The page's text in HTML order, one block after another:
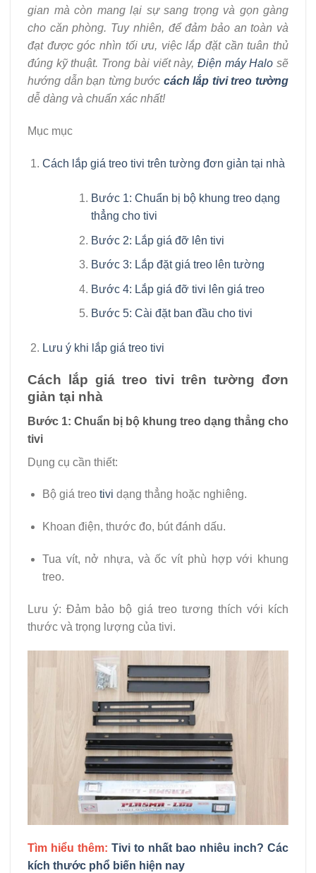
gian mà còn mang lại sự sang trọng và gọn gàng
cho căn phòng. Tuy nhiên, để đảm bảo an toàn và
đạt được góc nhìn tối ưu, việc lắp đặt cần tuân thủ
đúng kỹ thuật. Trong bài viết này, Điện máy Halo sẽ
hướng dẫn bạn từng bước cách lắp tivi treo tường
dễ dàng và chuẩn xác nhất!
Mục mục
Cách lắp giá treo tivi trên tường đơn giản tại nhà
Bước 1: Chuẩn bị bộ khung treo dạng
thẳng cho tivi
Bước 2: Lắp giá đỡ lên tivi
Bước 3: Lắp đặt giá treo lên tường
Bước 4: Lắp giá đỡ tivi lên giá treo
Bước 5: Cài đặt ban đầu cho tivi
Lưu ý khi lắp giá treo tivi
Cách lắp giá treo tivi trên tường đơn
giản tại nhà
Bước 1: Chuẩn bị bộ khung treo dạng thẳng cho
tivi
Dụng cụ cần thiết:
Bộ giá treo tivi dạng thẳng hoặc nghiêng.
Khoan điện, thước đo, bút đánh dấu.
Tua vít, nở nhựa, và ốc vít phù hợp với khung
treo.
Lưu ý: Đảm bảo bộ giá treo tương thích với kích
thước và trọng lượng của tivi.
Tìm hiểu thêm: Tivi to nhất bao nhiêu inch? Các
kích thước phổ biến hiện nay